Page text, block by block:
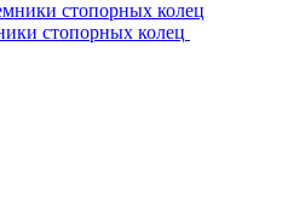
стопорных колец